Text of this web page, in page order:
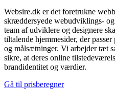
Websire.dk er det foretrukne
skræddersyede webudviklings-
team af udviklere og designere
tiltalende hjemmesider, der
og målsætninger. Vi arbejder tæt
sikre, at deres online
brandidentitet og værdier.
Gå til prisberegner